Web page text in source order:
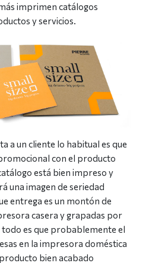
imprimen catálogos
y servicios.
a un cliente lo habitual es que
con el producto
está bien impreso y
una imagen de seriedad
entrega es un montón de
casera y grapadas por
todo es que probablemente el
en la impresora doméstica
bien acabado